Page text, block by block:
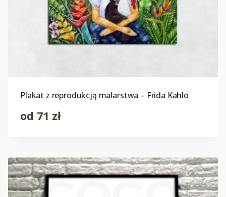
Plakat z reprodukcją malarstwa – Frida Kahlo
od 71 zł